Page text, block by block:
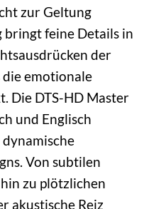
zur Geltung
bringt feine Details in
der
emotionale
Die DTS-HD Master
und Englisch
Von subtilen
zu plötzlichen
akustische Reiz